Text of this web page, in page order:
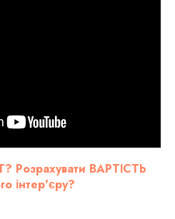
Розрахувати ВАРТІСТЬ
інтер'єру?